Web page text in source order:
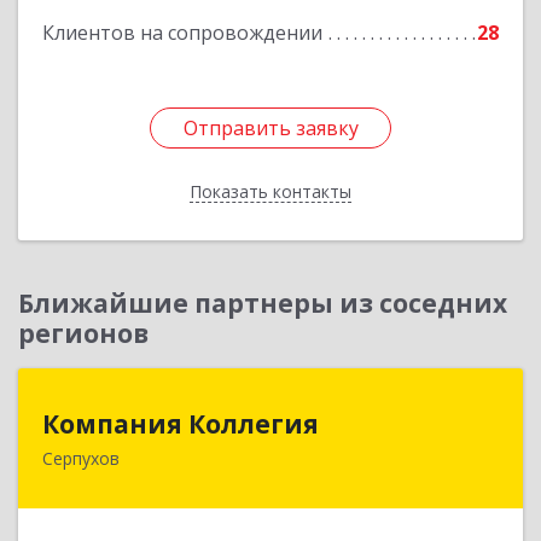
Клиентов на сопровождении 28
Отправить заявку
Показать контакты
Отправить заявку
Назад
Ближайшие партнеры из соседних
регионов
Компания Коллегия
Серпухов
142211, Московская обл, Серпухов г, Оборонная